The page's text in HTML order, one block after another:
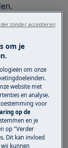
of
om je
om onze
website met
en analyse.
voor
op de
en je
op "Verder
Dit kan invloed
wij kunnen
zonder accepteren